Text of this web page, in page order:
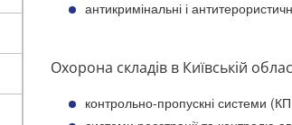
антикримінальні і
Охорона складів в Київській
контрольно-пропускні системи